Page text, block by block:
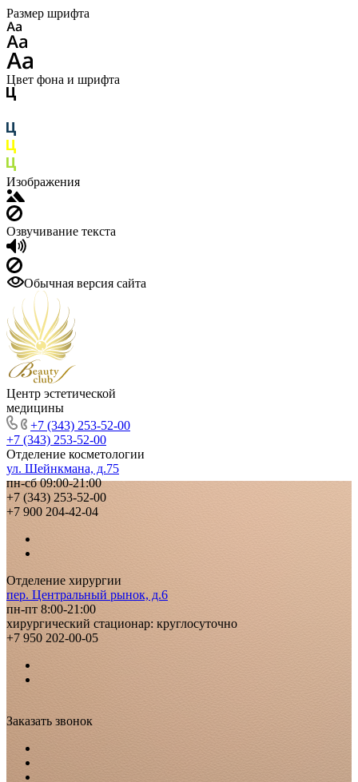
Размер шрифта
Цвет фона и шрифта
Изображения
Озвучивание текста
Обычная версия сайта
Центр эстетической
медицины
+7 (343) 253-52-00
+7 (343) 253-52-00
Отделение косметологии
ул. Шейнкмана, д.75
пн-сб 09:00-21:00
+7 (343) 253-52-00
+7 900 204-42-04
Отделение хирургии
пер. Центральный рынок, д.6
пн-пт 8:00-21:00
хирургический стационар: круглосуточно
+7 950 202-00-05
Заказать звонок